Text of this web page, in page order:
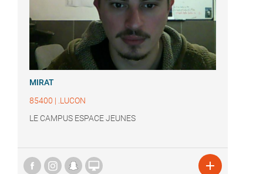
MIRAT
85400 | .LUCON
LE CAMPUS ESPACE JEUNES
 